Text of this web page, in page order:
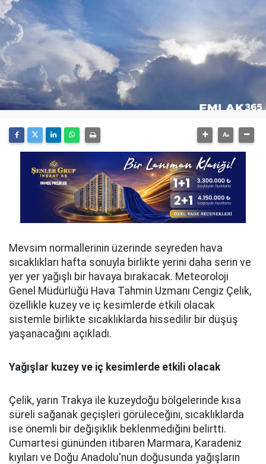
Mevsim normallerinin üzerinde seyreden hava
sıcaklıkları hafta sonuyla birlikte yerini daha serin ve
yer yer yağışlı bir havaya bırakacak. Meteoroloji
Genel Müdürlüğü Hava Tahmin Uzmanı Cengiz Çelik,
özellikle kuzey ve iç kesimlerde etkili olacak
sistemle birlikte sıcaklıklarda hissedilir bir düşüş
yaşanacağını açıkladı.
Yağışlar kuzey ve iç kesimlerde etkili olacak
Çelik, yarın Trakya ile kuzeydoğu bölgelerinde kısa
süreli sağanak geçişleri görüleceğini, sıcaklıklarda
ise önemli bir değişiklik beklenmediğini belirtti.
Cumartesi gününden itibaren Marmara, Karadeniz
kıyıları ve Doğu Anadolu'nun doğusunda yağışların